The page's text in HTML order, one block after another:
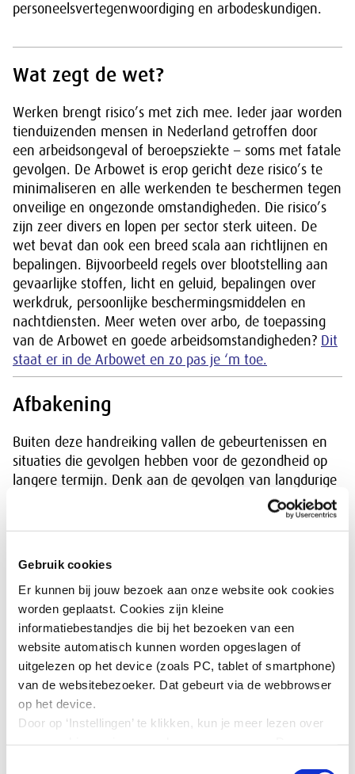
Gebruik cookies
Er kunnen bij jouw bezoek aan onze website ook cookies
worden geplaatst. Cookies zijn kleine
informatiebestandjes die bij het bezoeken van een
website automatisch kunnen worden opgeslagen of
uitgelezen op het device (zoals PC, tablet of smartphone)
van de websitebezoeker. Dat gebeurt via de webbrowser
op het device.
Door op ‘Instellingen’ te klikken, kun je meer lezen over
personeelsvertegenwoordiging en arbodeskundigen.
Wat zegt de wet?
Werken brengt risico’s met zich mee. Ieder jaar worden
tienduizenden mensen in Nederland getroffen door
een arbeidsongeval of beroepsziekte − soms met fatale
gevolgen. De Arbowet is erop gericht deze risico’s te
minimaliseren en alle werkenden te beschermen tegen
onveilige en ongezonde omstandigheden. Die risico’s
zijn zeer divers en lopen per sector sterk uiteen. De
wet bevat dan ook een breed scala aan richtlijnen en
bepalingen. Bijvoorbeeld regels over blootstelling aan
gevaarlijke stoffen, licht en geluid, bepalingen over
werkdruk, persoonlijke beschermingsmiddelen en
nachtdiensten. Meer weten over arbo, de toepassing
van de Arbowet en goede arbeidsomstandigheden? Dit
staat er in de Arbowet en zo pas je ‘m toe.
Afbakening
Buiten deze handreiking vallen de gebeurtenissen en
situaties die gevolgen hebben voor de gezondheid op
langere termijn. Denk aan de gevolgen van langdurige
blootstelling aan stoffen. Bijvoorbeeld het ontstaan van
gezondheidsproblemen door het langdurig werken met
vormen van psychosociale arbeidsbelasting (psa), zoals
discriminatie op de werkvloer. Allemaal belangrijke
onderwerpen, maar de focus van deze handreiking ligt
op het voorkomen van fysieke arbeidsongevallen.
Download:
Handreiking arbomaatregelen Groeien in
arbeidsveiligheid (9175 kb)